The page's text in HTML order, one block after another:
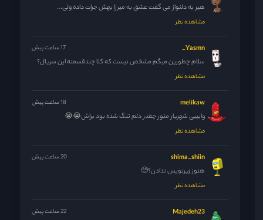
هیر به دلنواز می گفت عشق به میرزا بهش جرات داده ولی...
مشاهده نظر
Yasmn_ 17 ساعت پیش
سلام چطورین میگم مشخص نیست که کلا چندقسمته این سریال؟
مشاهده نظر
melikaw 18 ساعت پیش
وایییی شهریار منور چقدر دلم تنگ شده بود براش😭😭
مشاهده نظر
shima_shiin 20 ساعت پیش
هنوز زیرنویس ندادن؟🥺
مشاهده نظر
Majedeh23 22 ساعت پیش